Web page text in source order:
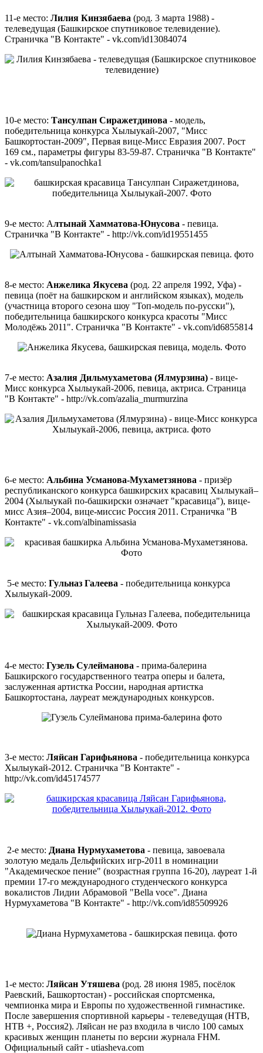
11-е место: Лилия Кинзябаева (род. 3 марта 1988) -
телеведущая (Башкирское спутниковое телевидение).
Страничка "В Контакте" - vk.com/id13084074
10-е место: Тансулпан Сиражетдинова - модель,
победительница конкурса Хылыукай-2007, "Мисс
Башкортостан-2009", Первая вице-Мисс Евразия 2007. Рост
169 см., параметры фигуры 83-59-87. Страничка "В Контакте"
- vk.com/tansulpanochka1
9-е место: Алтынай Хамматова-Юнусова - певица.
Страничка "В Контакте" - http://vk.com/id19551455
8-е место: Анжелика Якусева (род. 22 апреля 1992, Уфа) -
певица (поёт на башкирском и английском языках), модель
(участница второго сезона шоу "Топ-модель по-русски"),
победительница башкирского конкурса красоты "Мисс
Молодёжь 2011". Страничка "В Контакте" - vk.com/id6855814
7-е место: Азалия Дильмухаметова (Ялмурзина) - вице-
Мисс конкурса Хылыукай-2006, певица, актриса. Страница
"В Контакте" - http://vk.com/azalia_murmurzina
6-е место: Альбина Усманова-Мухаметзянова - призёр
республиканского конкурса башкирских красавиц Хылыукай–
2004 (Хылыукай по-башкирски означает "красавица"), вице-
мисс Азия–2004, вице-миссис Россия 2011. Страничка "В
Контакте" - vk.com/albinamissasia
5-е место: Гульназ Галеева - победительница конкурса
Хылыукай-2009.
4-е место: Гузель Сулейманова - прима-балерина
Башкирского государственного театра оперы и балета,
заслуженная артистка России, народная артистка
Башкортостана, лауреат международных конкурсов.
3-е место: Ляйсан Гарифьянова - победительница конкурса
Хылыукай-2012. Страничка "В Контакте" -
http://vk.com/id45174577
2-е место: Диана Нурмухаметова - певица, завоевала
золотую медаль Дельфийских игр-2011 в номинации
"Академическое пение" (возрастная группа 16-20), лауреат 1-й
премии 17-го международного студенческого конкурса
вокалистов Лидии Абрамовой "Bella voce". Диана
Нурмухаметова "В Контакте" - http://vk.com/id85509926
1-е место: Ляйсан Утяшева (род. 28 июня 1985, посёлок
Раевский, Башкортостан) - российская спортсменка,
чемпионка мира и Европы по художественной гимнастике.
После завершения спортивной карьеры - телеведущая (НТВ,
НТВ +, Россия2). Ляйсан не раз входила в число 100 самых
красивых женщин планеты по версии журнала FHM.
Официальный сайт - utiasheva.com